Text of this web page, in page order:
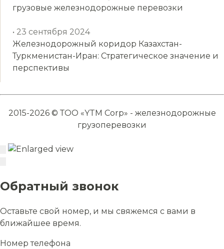
грузовые железнодорожные перевозки
• 23 сентября 2024
Железнодорожный коридор Казахстан-
Туркменистан-Иран: Стратегическое значение и
перспективы
2015-2026 © ТОО «YTM Corp» - железнодорожные
грузоперевозки
Обратный звонок
Оставьте свой номер, и мы свяжемся с вами в
ближайшее время.
Номер телефона